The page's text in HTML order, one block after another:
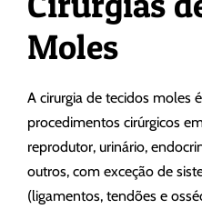
Moles
A cirurgia de tecidos moles
procedimentos cirúrgicos
reprodutor, urinário,
outros, com exceção de
(ligamentos, tendões e